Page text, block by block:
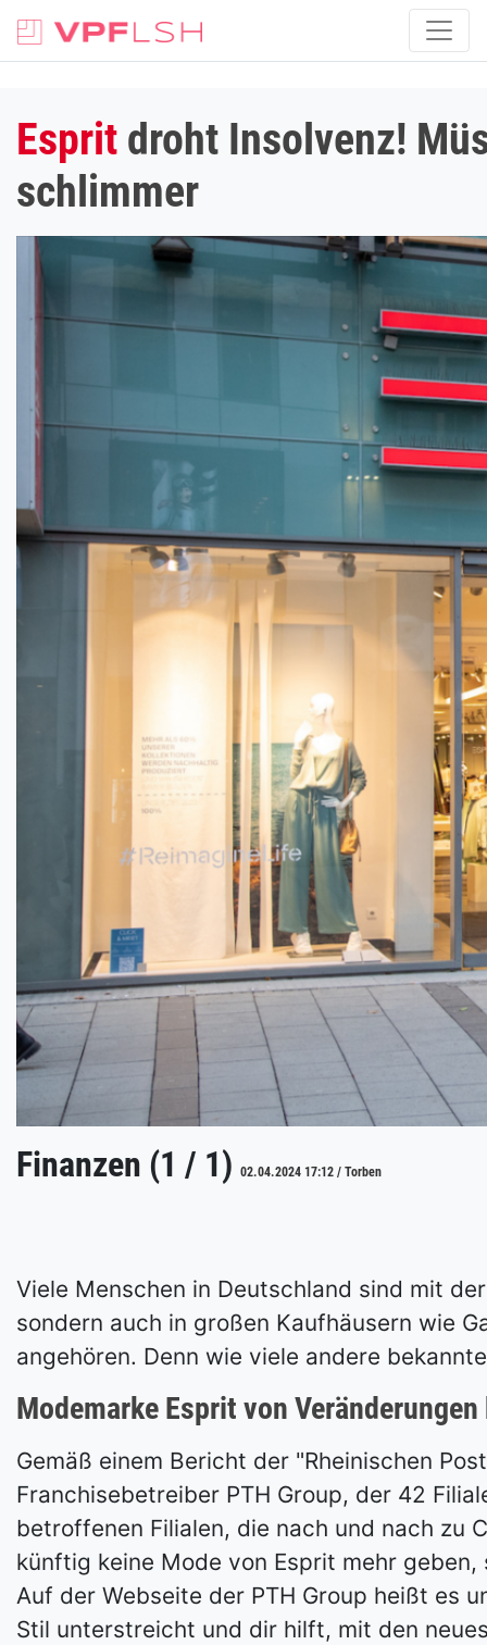
Esprit droht Insolvenz!
schlimmer
Finanzen (1 / 1) 02.04.2024 17:12 / Torben
Viele Menschen in Deutschland sind mit
sondern auch in großen Kaufhäusern wie
angehören. Denn wie viele andere
Modemarke Esprit von
Gemäß einem Bericht der "Rheinischen
Franchisebetreiber PTH Group, der 42
betroffenen Filialen, die nach und nach zu
künftig keine Mode von Esprit mehr
Auf der Webseite der PTH Group heißt es
Stil unterstreicht und dir hilft, mit den